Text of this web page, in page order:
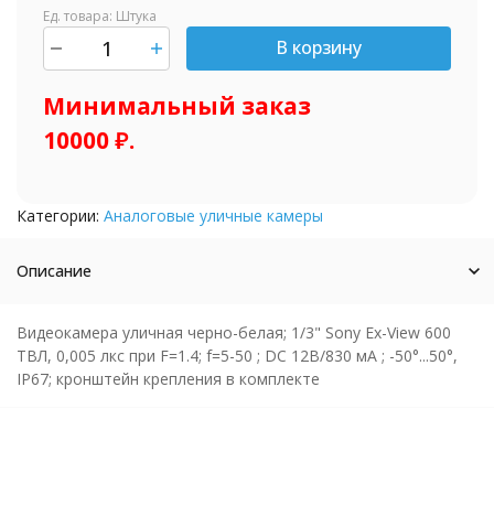
Ед. товара: Штука
В корзину
Минимальный заказ
10000 ₽.
Категории: Аналоговые уличные камеры
Описание
Видеокамера уличная черно-белая; 1/3" Sony Ex-View 600
ТВЛ, 0,005 лкс при F=1.4; f=5-50 ; DC 12В/830 мА ; -50°...50°,
IP67; кронштейн крепления в комплекте